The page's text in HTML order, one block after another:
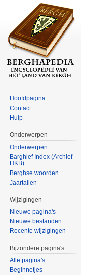
Hoofdpagina
Contact
Hulp
Onderwerpen
Onderwerpen
Barghief Index (Archief
HKB)
Berghse woorden
Jaartallen
Wijzigingen
Nieuwe pagina's
Nieuwe bestanden
Recente wijzigingen
Bijzondere pagina's
Alle pagina's
Beginnetjes